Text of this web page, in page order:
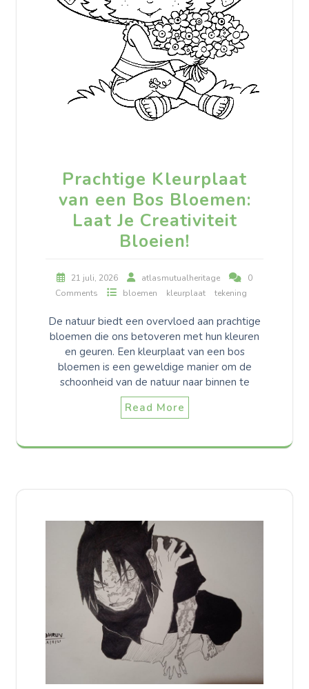
Prachtige Kleurplaat
van een Bos Bloemen:
Laat Je Creativiteit
Bloeien!
21 juli, 2026 atlasmutualheritage
0
Comments
bloemen kleurplaat tekening
De natuur biedt een overvloed aan prachtige
bloemen die ons betoveren met hun kleuren
en geuren. Een kleurplaat van een bos
bloemen is een geweldige manier om de
schoonheid van de natuur naar binnen te
Read More